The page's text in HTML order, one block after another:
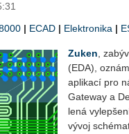
| ECAD | Elektronika |
Zuken ,
(EDA),
apli­ka­cí pro
Ga­te­way a
le­ná
vývoj